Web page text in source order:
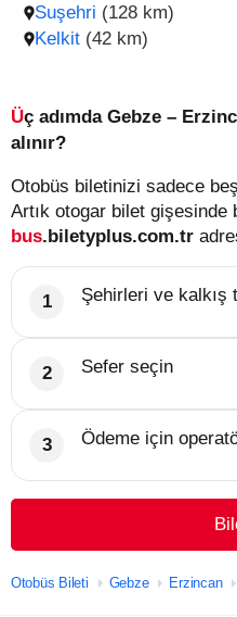
Suşehri (128 km)
Kelkit (42 km)
Üç adımda Gebze – Erzincan otobüs bileti nasıl
alınır?
Otobüs biletinizi sadece
Artık otogar bilet
bus.biletyplus.com.tr
Şehirleri ve kalkış
Sefer seçin
Ödeme için
Otobüs Bileti Gebze Erzincan